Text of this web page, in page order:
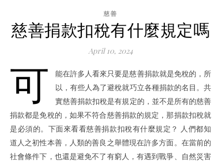
慈善
慈善捐款扣稅有什麼規定嗎
April 10, 2024
可
能在許多人看來只要是慈善捐款就是免稅的，所
以，有些人為了避稅就巧立各種捐款的名目。共
實慈善捐款扣稅是有規定的，並不是所有的慈善
捐款都是免稅的，如果不符合慈善捐款的規定，那捐款扣稅就
是必須的。下面來看看慈善捐款扣稅有什麼規定？ 人們都知
道人之初性本善，人類的善良之舉體現在許多方面。在當前的
社會條件下，也還是避免不了有窮人，有遇到戰爭、自然災害